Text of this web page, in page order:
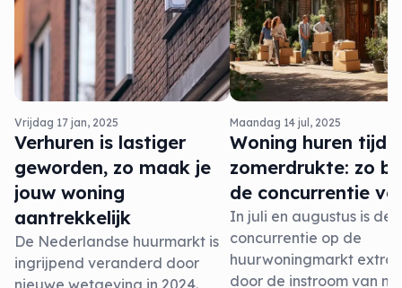
Vrijdag 17 jan, 2025
Verhuren is lastiger
geworden, zo maak je
jouw woning
aantrekkelijk
De Nederlandse huurmarkt is
ingrijpend veranderd door
nieuwe wetgeving in 2024.
Maandag 14 jul, 2025
Woning huren
zomerdrukte: zo
de concurrentie
In juli en augustus is de
concurrentie op de
huurwoningmarkt extra
door de instroom van